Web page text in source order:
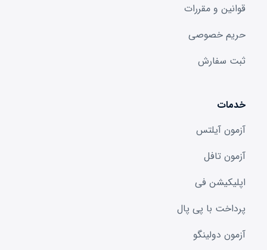
قوانین و مقررات
حریم خصوصی
ثبت سفارش
خدمات
آزمون آیلتس
آزمون تافل
اپلیکیشن فی
پرداخت با پی پال
آزمون دولینگو